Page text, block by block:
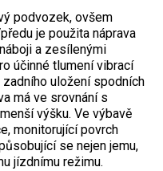
podvozek, ovšem
je použita náprava
a zesílenými
účinné tlumení vibrací
uložení spodních
má ve srovnání s
výšku. Ve výbavě
monitorující povrch
se nejen jemu,
jízdnímu režimu.